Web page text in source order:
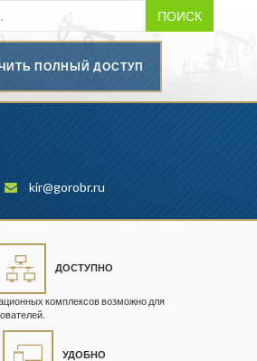
ПОИСК
ПОЛНЫЙ ДОСТУП
kir@gorobr.ru
ДОСТУПНО
комплексов возможно для
УДОБНО
промышленности
Геопрофи